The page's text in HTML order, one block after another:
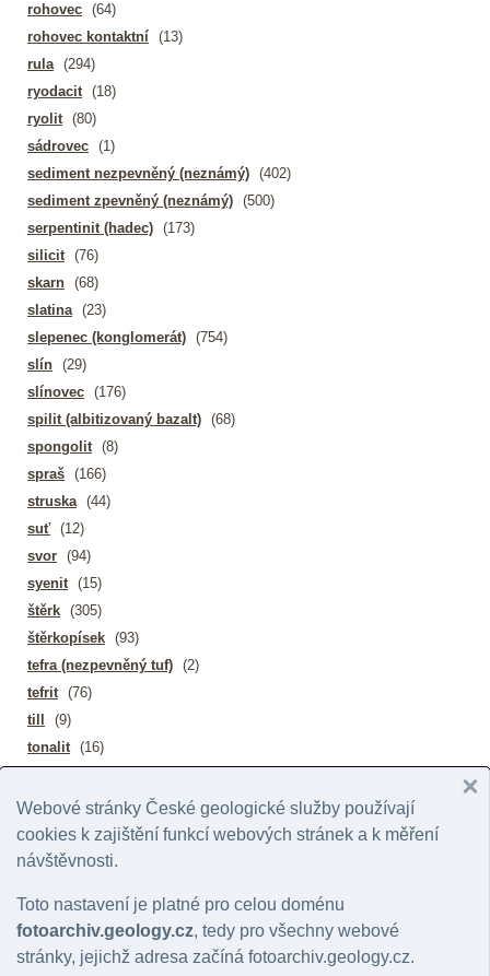
rohovec (64)
rohovec kontaktní (13)
rula (294)
ryodacit (18)
ryolit (80)
sádrovec (1)
sediment nezpevněný (neznámý) (402)
sediment zpevněný (neznámý) (500)
serpentinit (hadec) (173)
silicit (76)
skarn (68)
slatina (23)
slepenec (konglomerát) (754)
slín (29)
slínovec (176)
spilit (albitizovaný bazalt) (68)
spongolit (8)
spraš (166)
struska (44)
suť (12)
svor (94)
syenit (15)
štěrk (305)
štěrkopísek (93)
tefra (nezpevněný tuf) (2)
tefrit (76)
till
(9)
tonalit (16)
trachybazalt, hawaiit
(16)
trachyt (73)
travertin (76)
tuf (111)
tufit
(61)
uhlí (87)
Webové stránky České geologické služby používají
cookies k zajištění funkcí webových stránek a k měření
návštěvnosti.
Toto nastavení je platné pro celou doménu
fotoarchiv.geology.cz, tedy pro všechny webové
stránky, jejichž adresa začíná fotoarchiv.geology.cz.